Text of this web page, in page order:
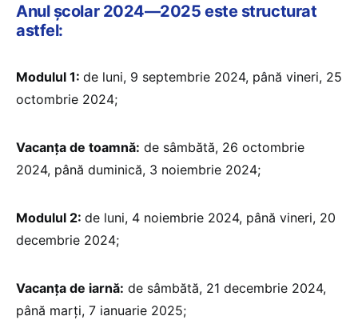
Anul școlar 2024—2025 este structurat
astfel:
Modulul 1: de luni, 9 septembrie 2024, până vineri, 25
octombrie 2024;
Vacanța de toamnă: de sâmbătă, 26 octombrie
2024, până duminică, 3 noiembrie 2024;
Modulul 2: de luni, 4 noiembrie 2024, până vineri, 20
decembrie 2024;
Vacanța de iarnă: de sâmbătă, 21 decembrie 2024,
până marți, 7 ianuarie 2025;